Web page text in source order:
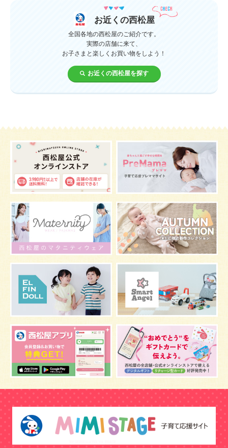
ベビーカー
おむつ 出産準備
遊ぶ 夏 イヤイヤ期
あせも 汗 エアコン
適切温度 帽子 授乳 チャイルドシート
ベビー服 小学生 家族写真 産休 お昼寝
改善 枕 メニュー
グッズ お七夜 お宮参り 初節句
肌 抱っこ スキンケア お肌
マタニティウェア おしゃぶり 絵本 肌着
夜間断乳 お風呂 嫌がる うんち 髪の毛
視力 虫よけ
骨盤ベルトの基礎知識 骨盤ベルトの効果 栄養素
保存 マスク 予防
骨盤ベルトの注意点 感染症 双子
しこり おっぱい 水着 安全対策 おすすめ
マザーバッグ 予防注射 幼児期 アレルギー
反抗期 双胎妊娠 便秘 うなぎ 乳幼児
抜け毛 おしゃれ 目 風邪
陣痛バッグ
お近くの西松屋
全国各地の西松屋のご紹介です。
実際の店舗に来て、
お子さまと楽しくお買い物をしよう！
お近くの西松屋を探す